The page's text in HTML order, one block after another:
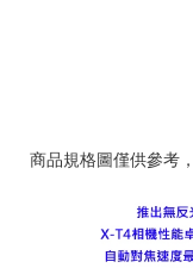
商品規格圖僅供參考